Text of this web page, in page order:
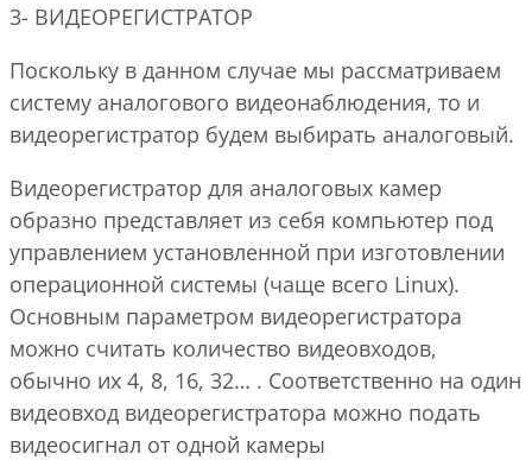
3- ВИДЕОРЕГИСТРАТОР
Поскольку в данном случае мы рассматриваем
систему аналогового видеонаблюдения, то и
видеорегистратор будем выбирать аналоговый.
Видеорегистратор для аналоговых камер
образно представляет из себя компьютер под
управлением установленной при изготовлении
операционной системы (чаще всего Linux).
Основным параметром видеорегистратора
можно считать количество видеовходов,
обычно их 4, 8, 16, 32… . Соответственно на один
видеовход видеорегистратора можно подать
видеосигнал от одной камеры